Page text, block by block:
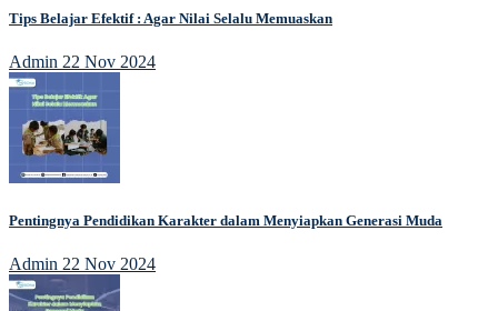
Tips Belajar Efektif : Agar Nilai Selalu Memuaskan
Admin 22 Nov 2024
Pentingnya Pendidikan Karakter dalam Menyiapkan Generasi Muda
Admin 22 Nov 2024